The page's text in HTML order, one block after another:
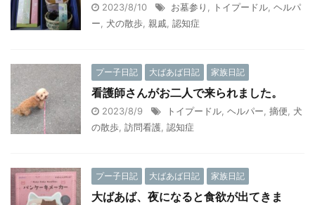
2023/8/10 お墓参り トイプードル ヘルパ
ー
犬の散歩 親戚 認知症
プー子日記 大ばあば日記 家族日記
看護師さんがお二人で来られました。
2023/8/9 トイプードル ヘルパー 摘便
犬
の散歩 訪問看護 認知症
プー子日記 大ばあば日記 家族日記
大ばあば、夜になると食欲が出てきま